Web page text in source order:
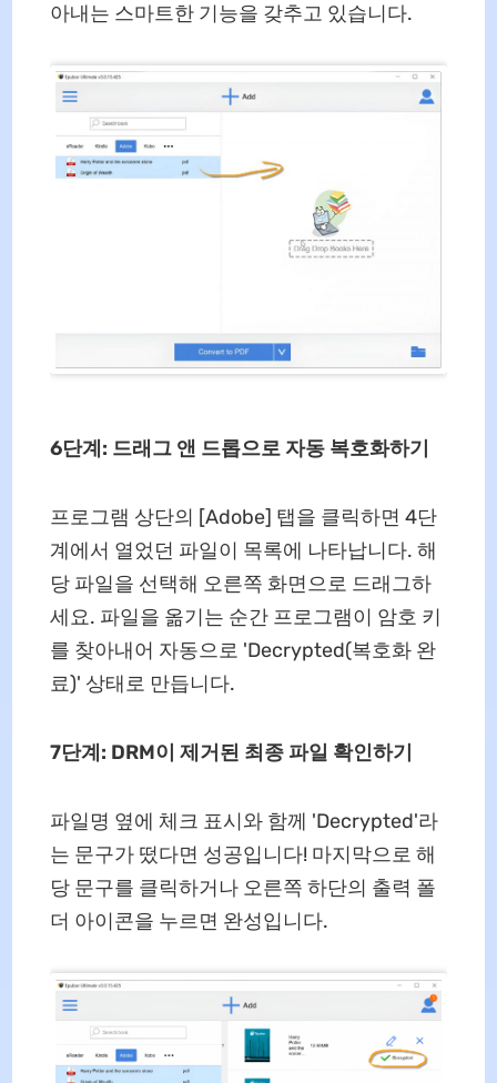
아내는 스마트한 기능을 갖추고 있습니다.
6단계: 드래그 앤 드롭으로 자동 복호화하기
프로그램 상단의 [Adobe] 탭을 클릭하면 4단
계에서 열었던 파일이 목록에 나타납니다. 해
당 파일을 선택해 오른쪽 화면으로 드래그하
세요. 파일을 옮기는 순간 프로그램이 암호 키
를 찾아내어 자동으로 'Decrypted(복호화 완
료)' 상태로 만듭니다.
7단계: DRM이 제거된 최종 파일 확인하기
파일명 옆에 체크 표시와 함께 'Decrypted'라
는 문구가 떴다면 성공입니다! 마지막으로 해
당 문구를 클릭하거나 오른쪽 하단의 출력 폴
더 아이콘을 누르면 완성입니다.